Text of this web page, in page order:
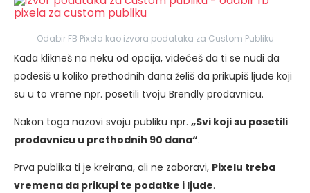
Odabir FB Pixela kao izvora podataka za Custom Publiku
Kada klikneš na neku od opcija, videćeš da ti se nudi da
podesiš u koliko prethodnih dana želiš da prikupiš ljude koji
su u to vreme npr. posetili tvoju Brendly prodavnicu.
Nakon toga nazovi svoju publiku npr. „Svi koji su posetili
prodavnicu u prethodnih 90 dana“.
Prva publika ti je kreirana, ali ne zaboravi, Pixelu treba
vremena da prikupi te podatke i ljude.